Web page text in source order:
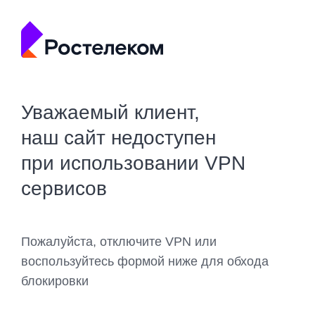
Уважаемый клиент,
наш сайт недоступен
при использовании VPN
сервисов
Пожалуйста, отключите VPN или
воспользуйтесь формой ниже для обхода
блокировки